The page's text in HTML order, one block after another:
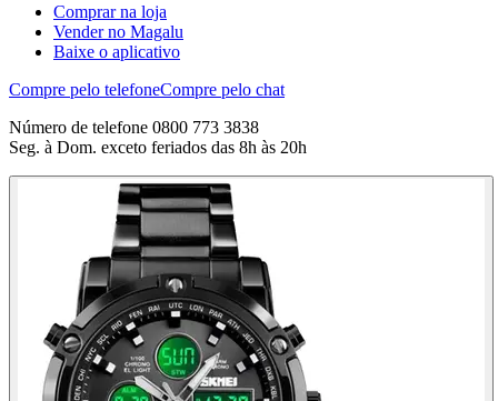
Comprar na loja
Vender no Magalu
Baixe o aplicativo
Compre pelo telefoneCompre pelo chat
Número de telefone 0800 773 3838
Seg. à Dom. exceto feriados das 8h às 20h